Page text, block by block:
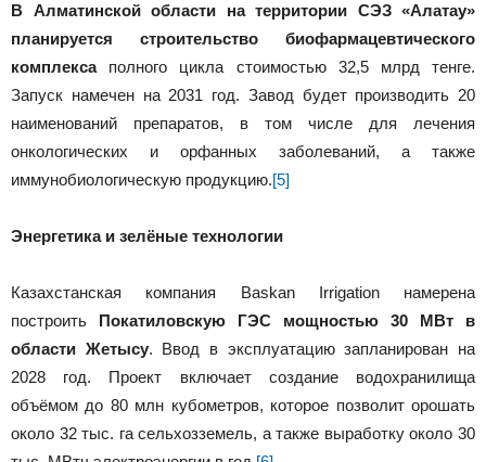
В Алматинской области на территории СЭЗ «Алатау»
планируется строительство биофармацевтического
комплексаполного цикла стоимостью 32,5 млрд тенге.
Запуск намечен на 2031 год. Завод будет производить 20
наименований препаратов, в том числе для лечения
онкологических и орфанных заболеваний, а также
иммунобиологическую продукцию.[5]
Энергетика и зелёные технологии
Казахстанская компания Baskan Irrigation намерена
построить Покатиловскую ГЭС мощностью 30 МВт в
области Жетысу. Ввод в эксплуатацию запланирован на
2028 год. Проект включает создание водохранилища
объёмом до 80 млн кубометров, которое позволит орошать
около 32 тыс. га сельхозземель, а также выработку около 30